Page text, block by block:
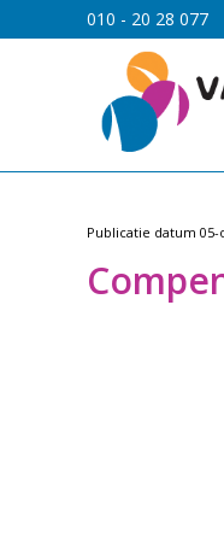
010 - 20 28 077
Publicatie datum 05-